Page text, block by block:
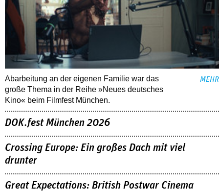
Abarbeitung an der eigenen Familie war das
große Thema in der Reihe »Neues deutsches
Kino« beim Filmfest München.
MEHR
DOK.fest München 2026
Crossing Europe: Ein großes Dach mit viel
drunter
Great Expectations: British Postwar Cinema